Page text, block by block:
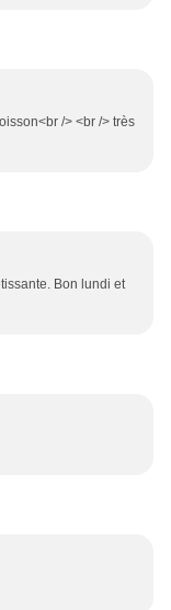
/> <br /> très
Bon lundi et